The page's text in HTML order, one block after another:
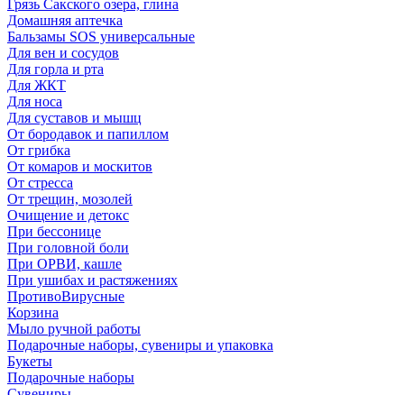
Грязь Сакского озера, глина
Домашняя аптечка
Бальзамы SOS универсальные
Для вен и сосудов
Для горла и рта
Для ЖКТ
Для носа
Для суставов и мышц
От бородавок и папиллом
От грибка
От комаров и москитов
От стресса
От трещин, мозолей
Очищение и детокс
При бессонице
При головной боли
При ОРВИ, кашле
При ушибах и растяжениях
ПротивоВирусные
Корзина
Мыло ручной работы
Подарочные наборы, сувениры и упаковка
Букеты
Подарочные наборы